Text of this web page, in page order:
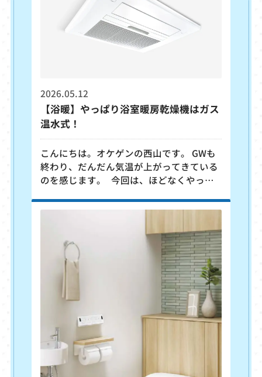
におすすめなのが、イギリスのデザイナー
ウィリアム・モリスの壁紙です。 自然を
モチーフにした繊細で美しいデザインは、
2026.05.12
【浴暖】やっぱり浴室暖房乾燥機はガス
温水式！
こんにちは。オケゲンの西山です。 GWも
終わり、だんだん気温が上がってきている
のを感じます。 今回は、ほどなくやって
ますが冬に役立つ「ガス温水式浴室暖房乾
倒的なパワー！ガス温水式が選ばれる理由
浴室暖房乾燥機、縮めて浴暖には「電気
式」と「ガス温水式」がありますが、オケ
ゲンがおすすめするのはガス温水式です。
ガス温水式浴暖の最大の魅力は、なんとい
っても立ち上がりの早さと暖房のパワー